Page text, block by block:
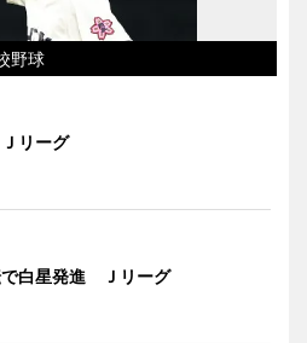
野球
リーグ
で白星発進 Ｊリーグ